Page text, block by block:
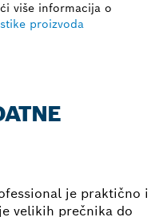
više informacija o
proizvoda
je praktično i
velikih prečnika do